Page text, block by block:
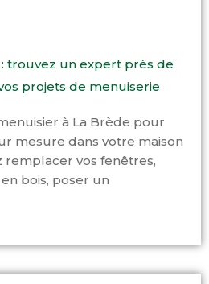
trouvez un expert près de
projets de menuiserie
à La Brède pour
mesure dans votre maison
remplacer vos fenêtres,
bois, poser un